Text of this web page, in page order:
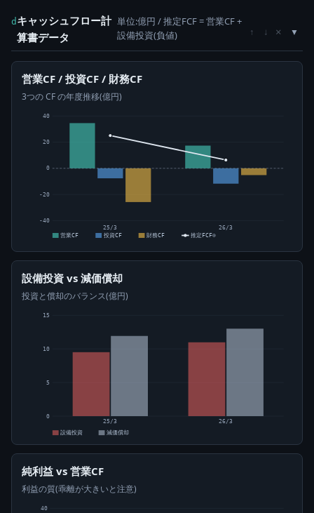
d キャッシュフロー計
算書データ
単位:億円 / 推定FCF = 営業CF +
設備投資(負値)
↑ ↓ ×
営業CF / 投資CF / 財務CF
3つの CF の年度推移(億円)
-40
-20
0
20
40
25/3
26/3
営業CF
投資CF 財務CF 推定FCF⊙
設備投資 vs 減価償却
投資と償却のバランス(億円)
0
5
10
15
25/3
26/3
設備投資
減価償却
純利益 vs 営業CF
利益の質(乖離が大きいと注意)
40